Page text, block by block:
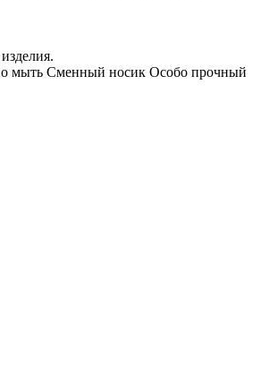
мыть Сменный носик Особо прочный